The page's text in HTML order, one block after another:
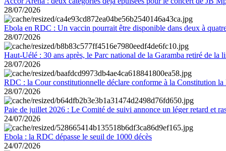
28/07/2026
Ebola en RDC : Un vaccin pourrait être disponible dans deux à
28/07/2026
Haut-Uélé : 30 ans après, le Parc national de la Garamba retiré de la
28/07/2026
RDC : la Cour constitutionnelle déclare conforme à la Constitution la
28/07/2026
Paie de juillet 2026 : Le Comité de suivi annonce un léger retard et
24/07/2026
Ebola : la RDC dépasse le seuil de 1000 décès
24/07/2026